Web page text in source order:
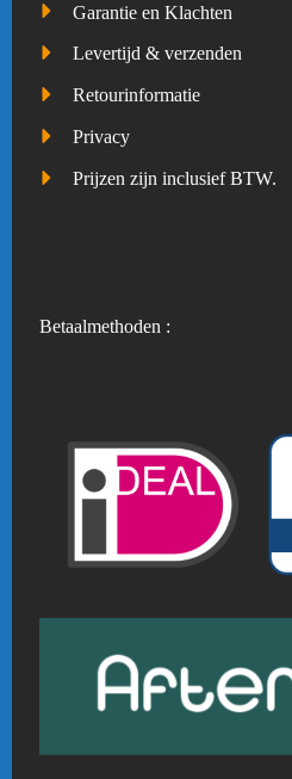
Garantie en Klachten
Levertijd & verzenden
Retourinformatie
Privacy
Prijzen zijn inclusief BTW.
Betaalmethoden :